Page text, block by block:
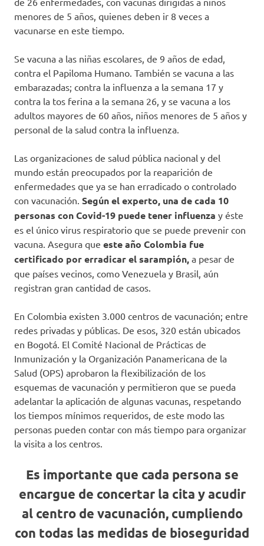
menores de 5 años, quienes deben ir 8 veces a
vacunarse en este tiempo.
Se vacuna a las niñas escolares, de 9 años de edad,
contra el Papiloma Humano. También se vacuna a las
embarazadas; contra la influenza a la semana 17 y
contra la tos ferina a la semana 26, y se vacuna a los
adultos mayores de 60 años, niños menores de 5 años y
personal de la salud contra la influenza.
Las organizaciones de salud pública nacional y del
mundo están preocupados por la reaparición de
enfermedades que ya se han erradicado o controlado
con vacunación. Según el experto, una de cada 10
personas con Covid-19 puede tener influenza y éste
es el único virus respiratorio que se puede prevenir con
vacuna. Asegura que este año Colombia fue
certificado por erradicar el sarampión, a pesar de
que países vecinos, como Venezuela y Brasil, aún
registran gran cantidad de casos.
En Colombia existen 3.000 centros de vacunación; entre
redes privadas y públicas. De esos, 320 están ubicados
en Bogotá. El Comité Nacional de Prácticas de
Inmunización y la Organización Panamericana de la
Salud (OPS) aprobaron la flexibilización de los
esquemas de vacunación y permitieron que se pueda
adelantar la aplicación de algunas vacunas, respetando
los tiempos mínimos requeridos, de este modo las
personas pueden contar con más tiempo para organizar
la visita a los centros.
Es importante que cada persona se
encargue de concertar la cita y acudir
al centro de vacunación, cumpliendo
con todas las medidas de bioseguridad